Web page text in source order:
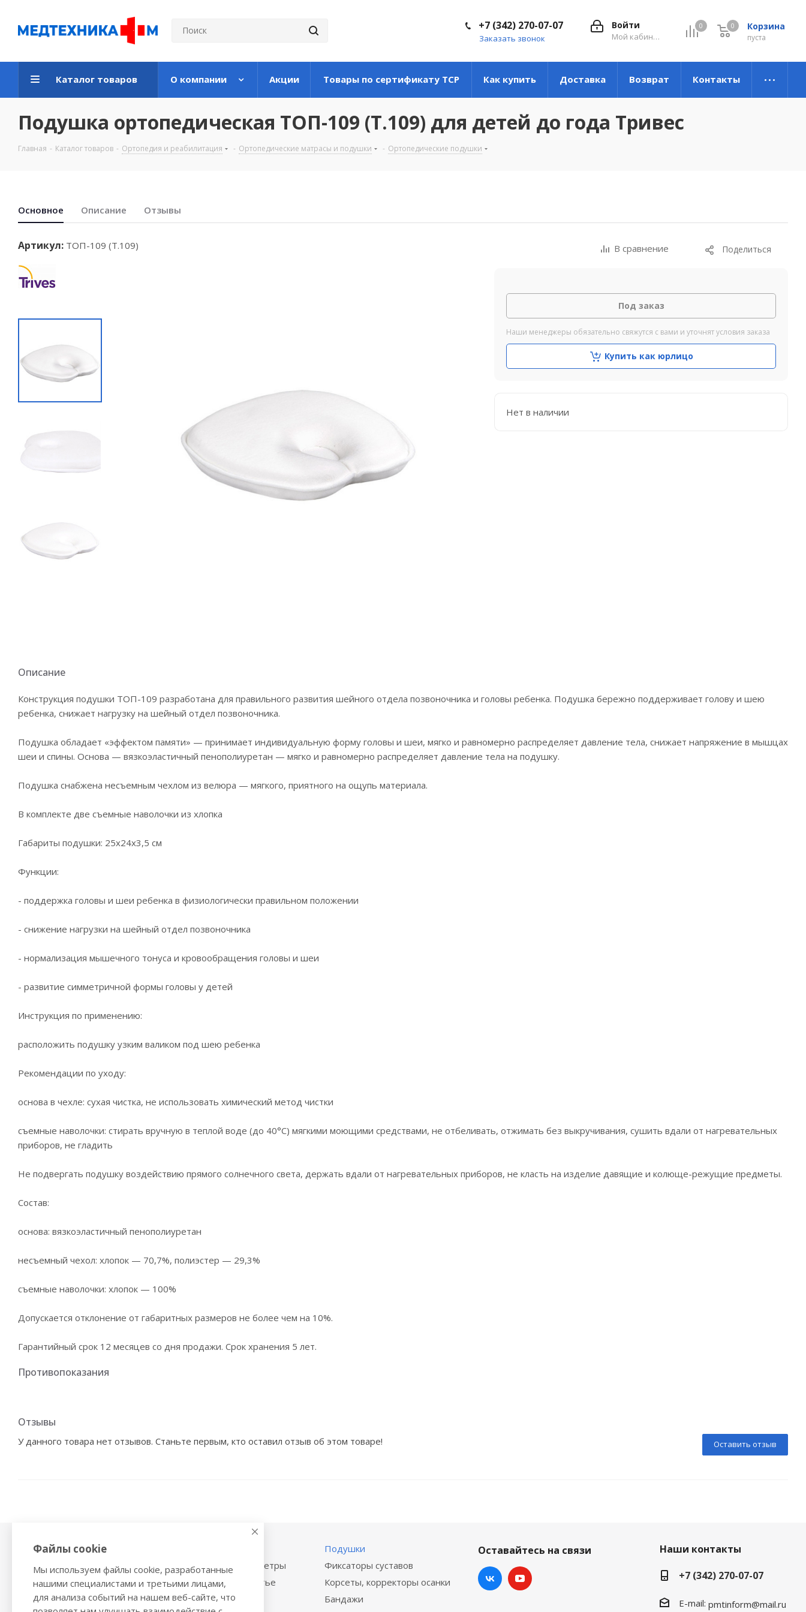
0 Корзина
0
пуста
0
Войти
Мой кабинет
+7 (342) 270-07-07
Заказать звонок
Каталог товаров О компании Акции Товары по сертификату ТСР Как купить Доставка Возврат Контакты
Подушка ортопедическая ТОП-109 (Т.109) для детей до года Тривес
Главная - Каталог товаров - Ортопедия и реабилитация - Ортопедические матрасы и подушки - Ортопедические подушки
Основноe Описание Отзывы
Артикул: ТОП-109 (Т.109) В сравнение Поделиться
Под заказ
Наши менеджеры обязательно свяжутся с вами и уточнят условия заказа
Купить как юрлицо
Нет в наличии
Описание
Конструкция подушки ТОП-109 разработана для правильного развития шейного отдела позвоночника и головы ребенка. Подушка бережно поддерживает голову и шею
ребенка, снижает нагрузку на шейный отдел позвоночника.
Подушка обладает «эффектом памяти» — принимает индивидуальную форму головы и шеи, мягко и равномерно распределяет давление тела, снижает напряжение в мышцах
шеи и спины. Основа — вязкоэластичный пенополиуретан — мягко и равномерно распределяет давление тела на подушку.
Подушка снабжена несъемным чехлом из велюра — мягкого, приятного на ощупь материала.
В комплекте две съемные наволочки из хлопка
Габариты подушки: 25х24х3,5 см
Функции:
- поддержка головы и шеи ребенка в физиологически правильном положении
- снижение нагрузки на шейный отдел позвоночника
- нормализация мышечного тонуса и кровообращения головы и шеи
- развитие симметричной формы головы у детей
Инструкция по применению:
расположить подушку узким валиком под шею ребенка
Рекомендации по уходу:
основа в чехле: сухая чистка, не использовать химический метод чистки
съемные наволочки: стирать вручную в теплой воде (до 40°C) мягкими моющими средствами, не отбеливать, отжимать без выкручивания, сушить вдали от нагревательных
приборов, не гладить
Не подвергать подушку воздействию прямого солнечного света, держать вдали от нагревательных приборов, не класть на изделие давящие и колюще-режущие предметы.
Состав:
основа: вязкоэластичный пенополиуретан
несъемный чехол: хлопок — 70,7%, полиэстер — 29,3%
съемные наволочки: хлопок — 100%
Допускается отклонение от габаритных размеров не более чем на 10%.
Гарантийный срок 12 месяцев со дня продажи. Срок хранения 5 лет.
Противопоказания
Отзывы
Оставить отзыв
У данного товара нет отзывов. Станьте первым, кто оставил отзыв об этом товаре!
Физиотерапия,
Ингаляторы
Ультразвуковые ингаляторы и
небулайзеры
Механические тонометры
Тонометры на запястье
Трости и костыли
Подушки
Фиксаторы суставов
Корсеты, корректоры осанки
Бандажи
Оставайтесь на связи
Наши контакты
+7 (342) 270-07-07
E-mail: pmtinform@mail.ru
Файлы cookie
Мы используем файлы cookie, разработанные
нашими специалистами и третьими лицами,
для анализа событий на нашем веб-сайте, что